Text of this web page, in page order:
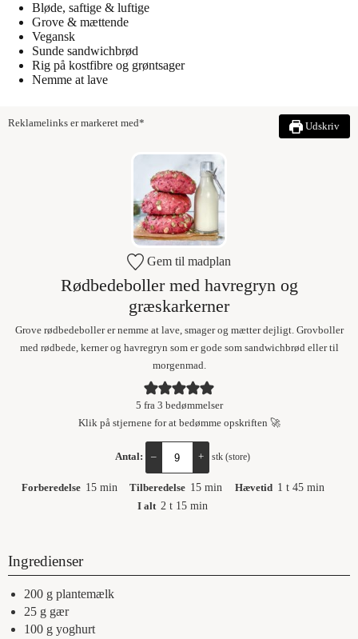
Bløde, saftige & luftige
Grove & mættende
Vegansk
Sunde sandwichbrød
Rig på kostfibre og grøntsager
Nemme at lave
Reklamelinks er markeret med* Udskriv
Gem til madplan
Rødbedeboller med havregryn og
græskarkerner
Grove rødbedeboller er nemme at lave, smager og mætter dejligt. Grovboller
med rødbede, kerner og havregryn som er gode som sandwichbrød eller til
morgenmad.
5 fra 3 bedømmelser
Klik på stjernene for at bedømme opskriften 🚀
Antal: – + stk (store)
Forberedelse 15 min Tilberedelse 15 min Hævetid 1 t 45 min
I alt 2 t 15 min
Ingredienser
200 g plantemælk
25 g gær
100 g yoghurt